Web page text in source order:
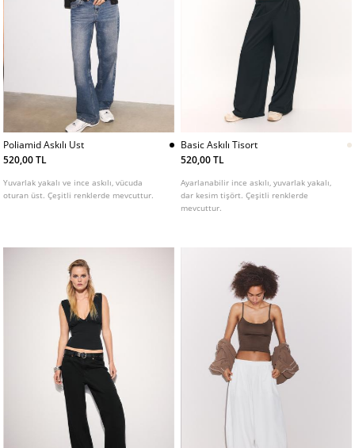
Poliamid Askılı Ust
520,00 TL
Yuvarlak yakalı ve ince askılı, vücuda
oturan üst. Çeşitli renklerde mevcuttur.
Basic Askılı Tisort
520,00 TL
Ayarlanabilir ince askılı, yuvarlak yakalı,
dar kesim tişört. Çeşitli renklerde
mevcuttur.